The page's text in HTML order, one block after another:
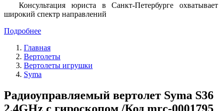
Консультация юриста в Санкт-Петербурге охватывает
широкий спектр направлений
Подробнее
Главная
Вертолеты
Вертолеты игрушки
Syma
Радиоуправляемый вертолет Syma S36
2.4GHz с гироскопом /Код mrc-0001795